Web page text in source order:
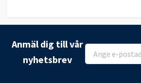
Anmäl dig till vår
nyhetsbrev